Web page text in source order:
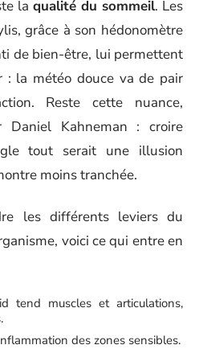
la qualité du sommeil. Les
grâce à son hédonomètre
de bien-être, lui permettent
la météo douce va de pair
Reste cette nuance,
Daniel Kahneman : croire
tout serait une illusion
moins tranchée.
les différents leviers du
voici ce qui entre en
tend muscles et articulations,
des zones sensibles.